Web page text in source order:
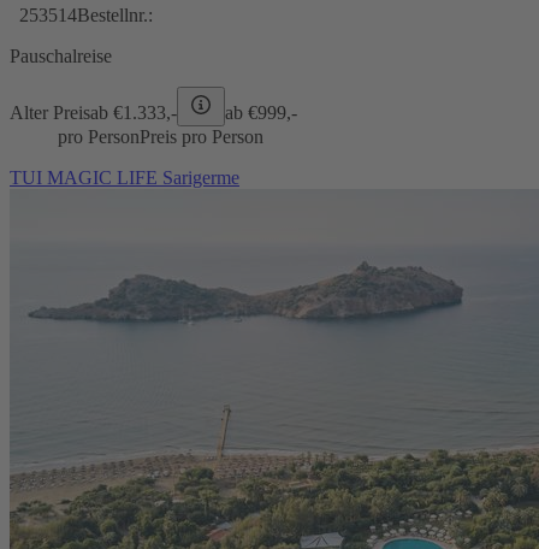
253514Bestellnr.:
Pauschalreise
Alter Preisab €1.333,- ab €999,-
pro PersonPreis pro Person
TUI MAGIC LIFE Sarigerme